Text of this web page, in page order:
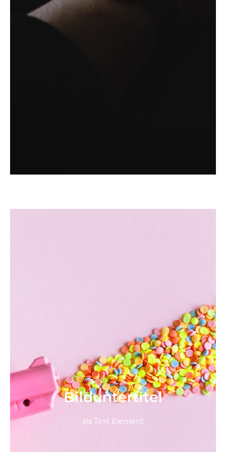
Bild­unter­titel
als Text Element